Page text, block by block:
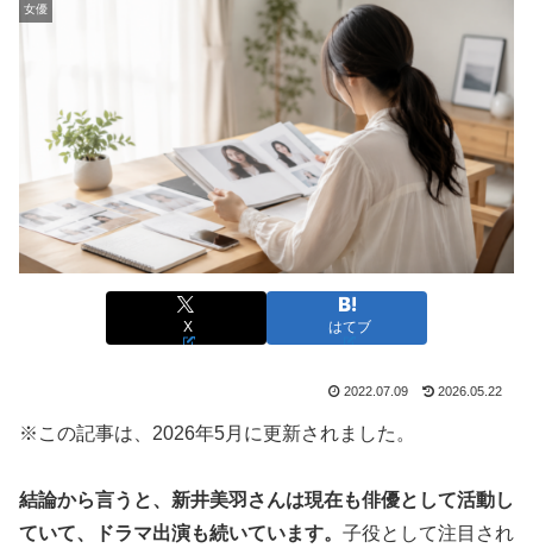
女優
X はてブ
2022.07.09 2026.05.22
※この記事は、2026年5月に更新されました。
結論から言うと、新井美羽さんは現在も俳優として活動し
ていて、ドラマ出演も続いています。 子役として注目され